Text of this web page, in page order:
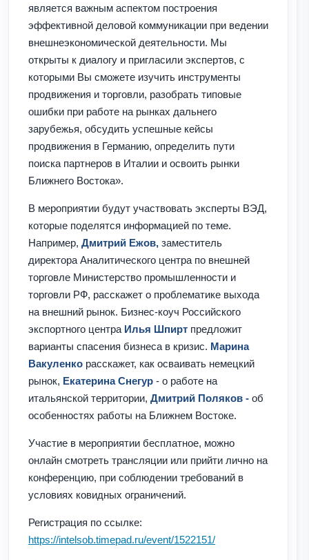
является важным аспектом построения
эффективной деловой коммуникации при ведении
внешнеэкономической деятельности. Мы
открыты к диалогу и пригласили экспертов, с
которыми Вы сможете изучить инструменты
продвижения и торговли, разобрать типовые
ошибки при работе на рынках дальнего
зарубежья, обсудить успешные кейсы
продвижения в Германию, определить пути
поиска партнеров в Италии и освоить рынки
Ближнего Востока».
В мероприятии будут участвовать эксперты ВЭД,
которые поделятся информацией по теме.
Например, Дмитрий Ежов, заместитель
директора Аналитического центра по внешней
торговле Министерство промышленности и
торговли РФ, расскажет о проблематике выхода
на внешний рынок. Бизнес-коуч Российского
экспортного центра Илья Шпирт предложит
варианты спасения бизнеса в кризис. Марина
Вакуленко расскажет, как осваивать немецкий
рынок, Екатерина Снегур - о работе на
итальянской территории, Дмитрий Поляков - об
особенностях работы на Ближнем Востоке.
Участие в мероприятии бесплатное, можно
онлайн смотреть трансляции или прийти лично на
конференцию, при соблюдении требований в
условиях ковидных ограничений.
Регистрация по ссылке:
https://intelsob.timepad.ru/event/1522151/